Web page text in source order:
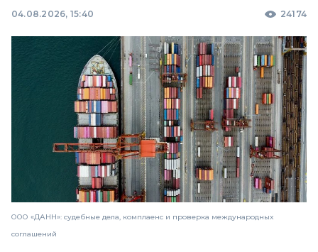
04.08.2026, 15:40 24174
ООО «ДАНН»: судебные дела, комплаенс и проверка международных
соглашений